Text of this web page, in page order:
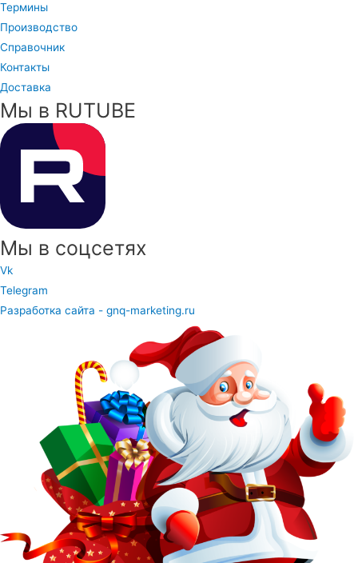
Термины
Производство
Справочник
Контакты
Доставка
Мы в RUTUBE
Мы в соцсетях
Vk
Telegram
Разработка сайта - gnq-marketing.ru